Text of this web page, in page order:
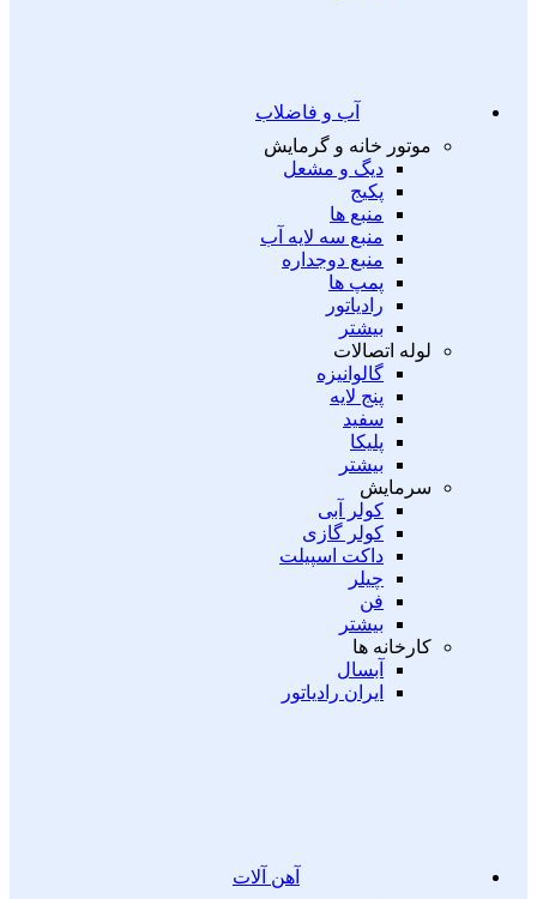
آب و فاضلاب
موتور خانه و گرمایش
دیگ و مشعل
پکیج
منبع ها
منبع سه لایه آب
منبع دوجداره
پمپ ها
رادیاتور
بیشتر
لوله اتصالات
گالوانیزه
پنج لایه
سفید
پلیکا
بیشتر
سرمایش
کولر آبی
کولر گازی
داکت اسپیلت
چیلر
فن
بیشتر
کارخانه ها
آبسال
ایران رادیاتور
آهن آلات